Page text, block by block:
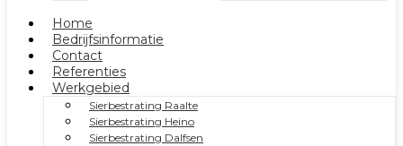
Home
Bedrijfsinformatie
Contact
Referenties
Werkgebied
Sierbestrating Raalte
Sierbestrating Heino
Sierbestrating Dalfsen